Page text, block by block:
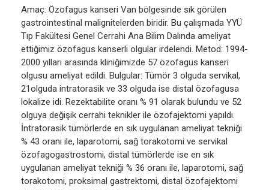
Amaç: Özofagus kanseri Van bölgesinde sık görülen
gastrointestinal malignitelerden biridir. Bu çalışmada YYÜ
Tıp Fakültesi Genel Cerrahi Ana Bilim Dalında ameliyat
ettiğimiz özofagus kanserli olgular irdelendi. Metod: 1994-
2000 yılları arasında kliniğimizde 57 özofagus kanseri
olgusu ameliyat edildi. Bulgular: Tümör 3 olguda servikal,
21olguda intratorasik ve 33 olguda ise distal özofagusa
lokalize idi. Rezektabilite oranı % 91 olarak bulundu ve 52
olguya değişik cerrahi teknikler ile özofajektomi yapıldı.
İntratorasik tümörlerde en sık uygulanan ameliyat tekniği
% 43 oranı ile, laparotomi, sağ torakotomi ve servikal
özofagogastrostomi, distal tümörlerde ise en sık
uygulanan ameliyat tekniği % 36 oranı ile, laparotomi, sağ
torakotomi, proksimal gastrektomi, distal özofajektomi